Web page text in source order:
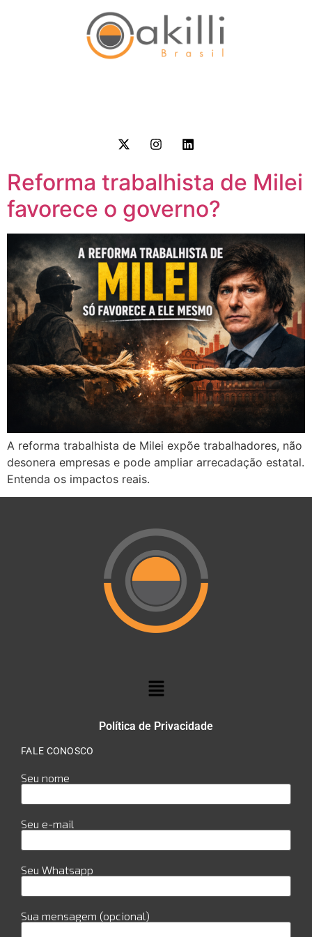
Reforma trabalhista de Milei
favorece o governo?
A reforma trabalhista de Milei expõe trabalhadores, não
desonera empresas e pode ampliar arrecadação estatal.
Entenda os impactos reais.
Política de Privacidade
FALE CONOSCO
Seu nome
Seu e-mail
Seu Whatsapp
Sua mensagem (opcional)